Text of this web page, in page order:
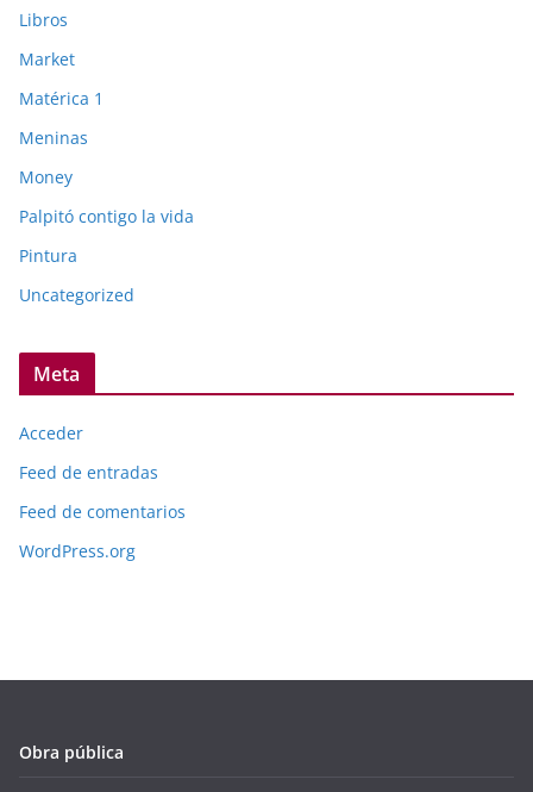
Libros
Market
Matérica 1
Meninas
Money
Palpitó contigo la vida
Pintura
Uncategorized
Meta
Acceder
Feed de entradas
Feed de comentarios
WordPress.org
Obra pública